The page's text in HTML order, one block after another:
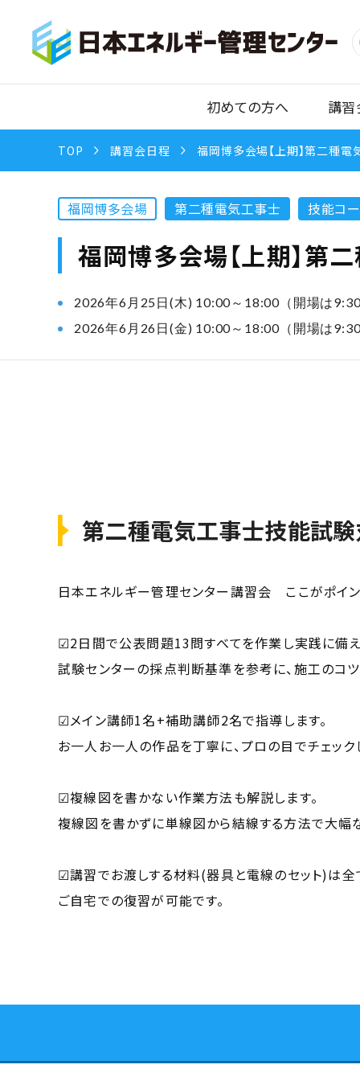
初めての方へ 講
TOP 講習会日程 福岡博多会場【上期】第二種
福岡博多会場 第二種電気工事士 技能コー
福岡博多会場【上期】第
2026年6月25日(木) 10:00～18:00（開場は
2026年6月26日(金) 10:00～18:00（開場は
第二種電気工事士技能試
日本エネルギー管理センター講習会 ここがポイン
☑2日間で公表問題13問すべてを作業し実践に備え
試験センターの採点判断基準を参考に、施工のコツ
☑メイン講師1名+補助講師2名で指導します。
お一人お一人の作品を丁寧に、プロの目でチェック
☑複線図を書かない作業方法も解説します。
複線図を書かずに単線図から結線する方法で大幅
☑講習でお渡しする材料(器具と電線のセット)は全
ご自宅での復習が可能です。